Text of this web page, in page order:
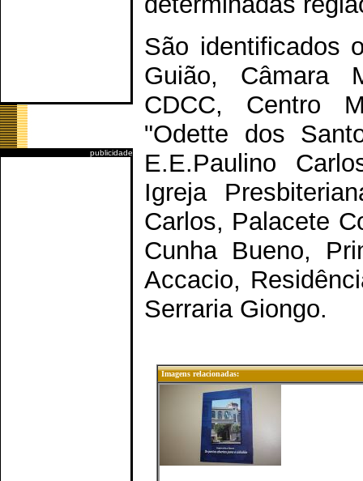
publicidade
São identificados
Guião, Câmara
CDCC, Centro
"Odette dos
E.E.Paulino
Igreja
Carlos, Palacete
Cunha Bueno,
Accacio,
Serraria Giongo.
Imagens relacionadas: